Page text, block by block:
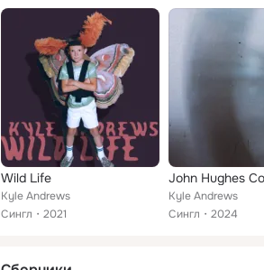
Wild Life
Kyle Andrews
Сингл
2021
Kyle Andrews
Сингл
2024